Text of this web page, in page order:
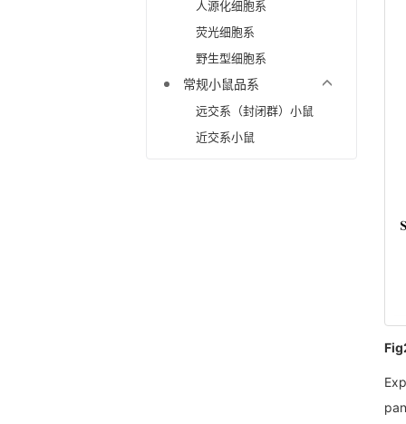
人源化细胞系
荧光细胞系
野生型细胞系
常规小鼠品系
远交系（封闭群）小鼠
近交系小鼠